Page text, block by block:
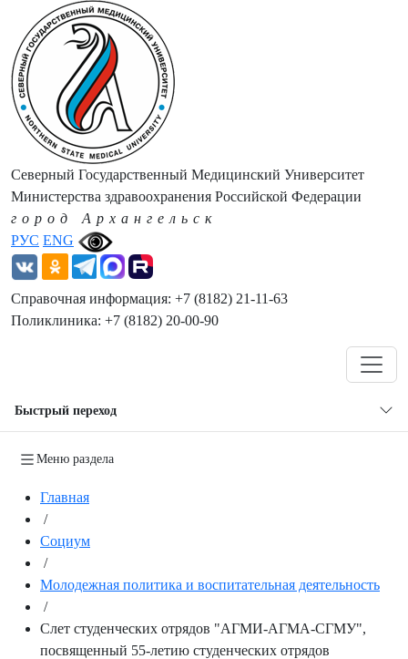
РУС ENG
Северный Государственный Медицинский Университет
Министерства здравоохранения Российской Федерации
город Архангельск
Справочная информация: +7 (8182) 21-11-63
Поликлиника: +7 (8182) 20-00-90
Быстрый переход
Меню раздела
Главная
/
Социум
/
Молодежная политика и воспитательная деятельность
/
Слет студенческих отрядов "АГМИ-АГМА-СГМУ",
посвященный 55-летию студенческих отрядов